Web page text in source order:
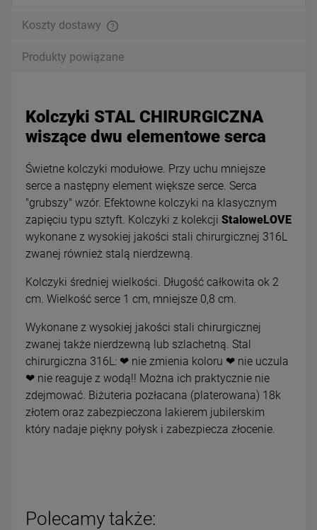
Koszty dostawy
Produkty powiązane
Kolczyki STAL CHIRURGICZNA
wiszące dwu elementowe serca
Świetne kolczyki modułowe. Przy uchu mniejsze
serce a następny element większe serce. Serca
"grubszy" wzór. Efektowne kolczyki na klasycznym
zapięciu typu sztyft. Kolczyki z kolekcji StaloweLOVE
wykonane z wysokiej jakości stali chirurgicznej 316L
zwanej również stalą nierdzewną.
Kolczyki średniej wielkości. Długość całkowita ok 2
cm. Wielkość serce 1 cm, mniejsze 0,8 cm.
Wykonane z wysokiej jakości stali chirurgicznej
zwanej także nierdzewną lub szlachetną. Stal
chirurgiczna 316L: ❤ nie zmienia koloru ❤ nie uczula
❤ nie reaguje z wodą!! Można ich praktycznie nie
zdejmować. Biżuteria pozłacana (platerowana) 18k
złotem oraz zabezpieczona lakierem jubilerskim
który nadaje piękny połysk i zabezpiecza złocenie.
Polecamy także: